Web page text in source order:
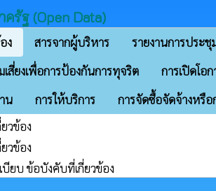
รัฐ (Open Data)
ง สารจากผู้บริหาร
รายงานการประชุ
เสี่ยงเพื่อการป้องกันการทุจริต
การเปิดโอ
น
การให้บริการ การจัดซื้อจัดจ้างหรื
วข้อง
วข้อง
บียบ ข้อบังคับที่เกี่ยวข้อง